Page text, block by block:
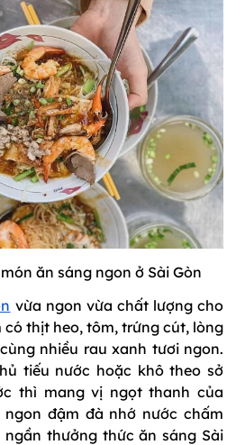
ăn sáng ngon ở Sài Gòn
vừa ngon vừa chất lượng cho
có thịt heo, tôm, trứng cút, lòng
nhiều rau xanh tươi ngon.
tiếu nước hoặc khô theo sở
thì mang vị ngọt thanh của
đậm đà nhớ nước chấm
thưởng thức ăn sáng Sài